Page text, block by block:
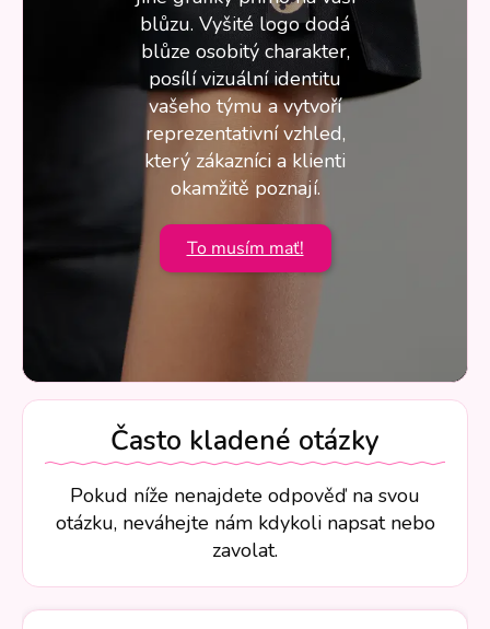
blůzu. Vyšité logo dodá
blůze osobitý charakter,
posílí vizuální identitu
vašeho týmu a vytvoří
reprezentativní vzhled,
který zákazníci a klienti
okamžitě poznají.
To musím mať!
Často kladené otázky
Pokud níže nenajdete odpověď na svou
otázku, neváhejte nám kdykoli napsat nebo
zavolat.